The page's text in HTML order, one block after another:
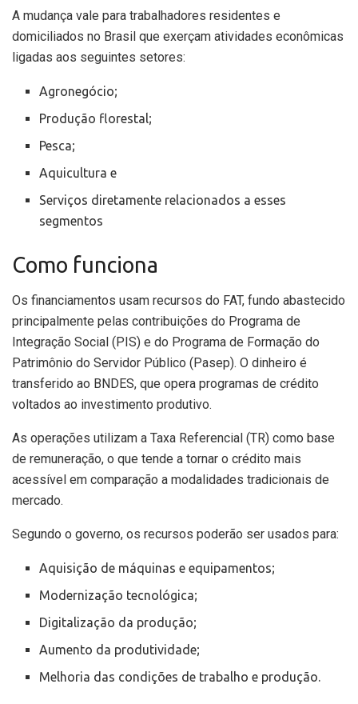
A mudança vale para trabalhadores residentes e
domiciliados no Brasil que exerçam atividades econômicas
ligadas aos seguintes setores:
Agronegócio;
Produção florestal;
Pesca;
Aquicultura e
Serviços diretamente relacionados a esses
segmentos
Como funciona
Os financiamentos usam recursos do FAT, fundo abastecido
principalmente pelas contribuições do Programa de
Integração Social (PIS) e do Programa de Formação do
Patrimônio do Servidor Público (Pasep). O dinheiro é
transferido ao BNDES, que opera programas de crédito
voltados ao investimento produtivo.
As operações utilizam a Taxa Referencial (TR) como base
de remuneração, o que tende a tornar o crédito mais
acessível em comparação a modalidades tradicionais de
mercado.
Segundo o governo, os recursos poderão ser usados para:
Aquisição de máquinas e equipamentos;
Modernização tecnológica;
Digitalização da produção;
Aumento da produtividade;
Melhoria das condições de trabalho e produção.